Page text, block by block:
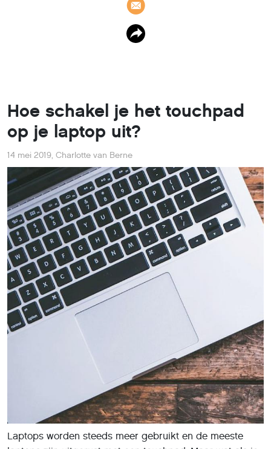
Hoe schakel je het touchpad
op je laptop uit?
14 mei 2019, Charlotte van Berne
Laptops worden steeds meer gebruikt en de meeste